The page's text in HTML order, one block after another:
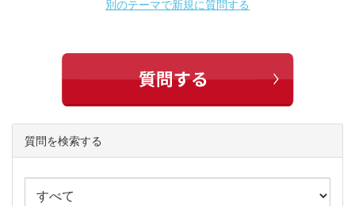
別のテーマで新規に質問する
質問を検索する